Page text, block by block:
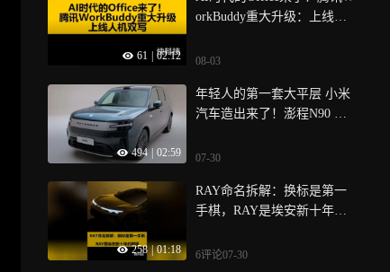
61 02:12
orkBuddy重大升级：上线人
08-03
494 02:59
年轻人的第一套大平层 小米
汽车造出来了！澎程N90 Ma
07-30
258 | 01:18
RAY命名拆解：换标是第一
手棋，RAY是埃安新十年的
6评论07-30